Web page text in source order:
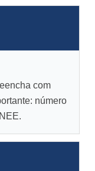
com
número